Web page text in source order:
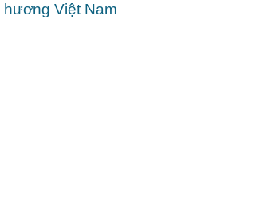
Việt Nam